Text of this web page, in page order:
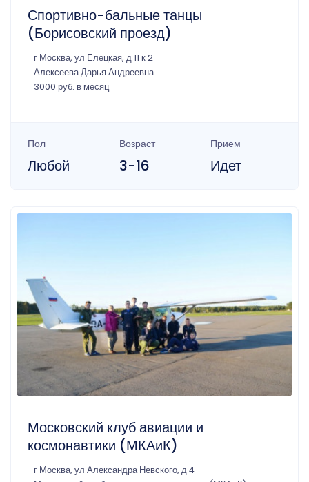
Спортивно-бальные танцы
(Борисовский проезд)
г Москва, ул Елецкая, д 11 к 2
Алексеева Дарья Андреевна
3000 руб. в месяц
Пол
Любой
Возраст
3-16
Прием
Идет
Московский клуб авиации и
космонавтики (МКАиК)
г Москва, ул Александра Невского, д 4